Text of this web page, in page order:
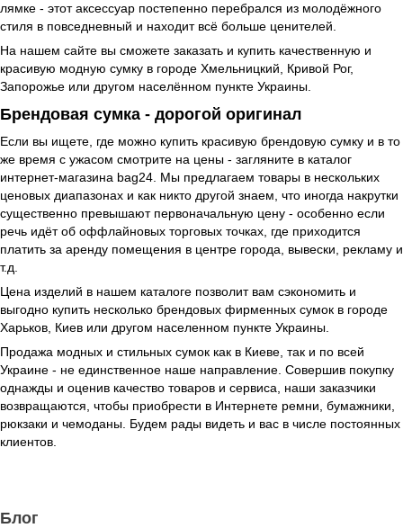
лямке - этот аксессуар постепенно перебрался из молодёжного
стиля в повседневный и находит всё больше ценителей.
На нашем сайте вы сможете заказать и купить качественную и
красивую модную сумку в городе Хмельницкий, Кривой Рог,
Запорожье или другом населённом пункте Украины.
Брендовая сумка - дорогой оригинал
Если вы ищете, где можно купить красивую брендовую сумку и в то
же время с ужасом смотрите на цены - загляните в каталог
интернет-магазина bag24. Мы предлагаем товары в нескольких
ценовых диапазонах и как никто другой знаем, что иногда накрутки
существенно превышают первоначальную цену - особенно если
речь идёт об оффлайновых торговых точках, где приходится
платить за аренду помещения в центре города, вывески, рекламу и
т.д.
Цена изделий в нашем каталоге позволит вам сэкономить и
выгодно купить несколько брендовых фирменных сумок в городе
Харьков, Киев или другом населенном пункте Украины.
Продажа модных и стильных сумок как в Киеве, так и по всей
Украине - не единственное наше направление. Совершив покупку
однажды и оценив качество товаров и сервиса, наши заказчики
возвращаются, чтобы приобрести в Интернете ремни, бумажники,
рюкзаки и чемоданы. Будем рады видеть и вас в числе постоянных
клиентов.
Блог